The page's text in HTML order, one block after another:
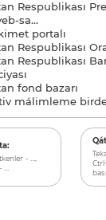
Respublikası
sa...
portalı
Respublikası
Respublikası
fond bazarı
málimleme
- ...,
...